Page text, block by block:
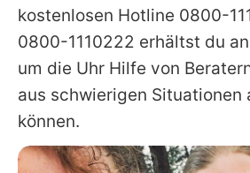
kostenlosen Hotline 0800-
0800-1110222 erhältst du
um die Uhr Hilfe von
aus schwierigen Situationen
können.